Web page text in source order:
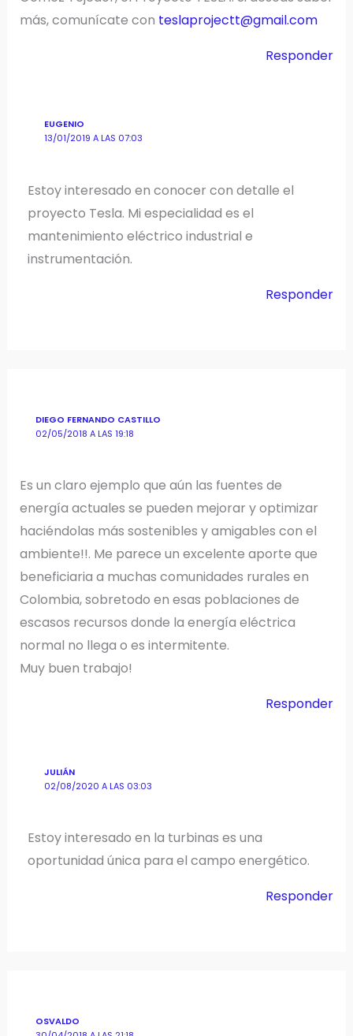
más, comunícate con teslaprojectt@gmail.com
Responder
EUGENIO
13/01/2019 A LAS 07:03
Estoy interesado en conocer con detalle el
proyecto Tesla. Mi especialidad es el
mantenimiento eléctrico industrial e
instrumentación.
Responder
DIEGO FERNANDO CASTILLO
02/05/2018 A LAS 19:18
Es un claro ejemplo que aún las fuentes de
energía actuales se pueden mejorar y optimizar
haciéndolas más sostenibles y amigables con el
ambiente!!. Me parece un excelente aporte que
beneficiaria a muchas comunidades rurales en
Colombia, sobretodo en esas poblaciones de
escasos recursos donde la energía eléctrica
normal no llega o es intermitente.
Muy buen trabajo!
Responder
JULIÁN
02/08/2020 A LAS 03:03
Estoy interesado en la turbinas es una
oportunidad única para el campo energético.
Responder
OSVALDO